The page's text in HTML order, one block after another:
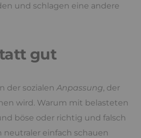
und schlagen eine andere
gut
der sozialen Anpassung, der
wird. Warum mit belasteten
böse oder richtig und falsch
neutraler einfach schauen